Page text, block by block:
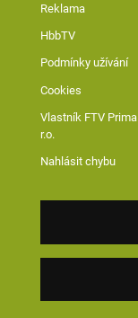
Reklama
HbbTV
Podmínky užívání
Cookies
Vlastník FTV
r.o.
Nahlásit chybu